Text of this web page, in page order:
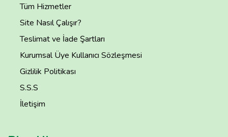
Tüm Hizmetler
Site Nasıl Çalışır?
Teslimat ve İade Şartları
Kurumsal Üye Kullanıcı Sözleşmesi
Gizlilik Politikası
S.S.S
İletişim